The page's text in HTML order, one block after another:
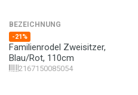
BEZEICHNUNG
-21%
Familienrodel Zweisitzer,
Blau/Rot, 110cm
2167150085054